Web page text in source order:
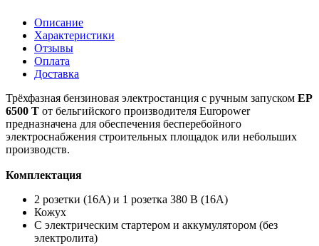
Описание
Характеристики
Отзывы
Оплата
Доставка
Трёхфазная бензиновая электростанция с ручным запуском EP
6500 T от бельгийского производителя Europower
предназначена для обеспечения бесперебойного
электроснабжения строительных площадок или небольших
производств.
Комплектация
2 розетки (16А) и 1 розетка 380 В (16А)
Кожух
С электрическим стартером и аккумулятором (без
электролита)